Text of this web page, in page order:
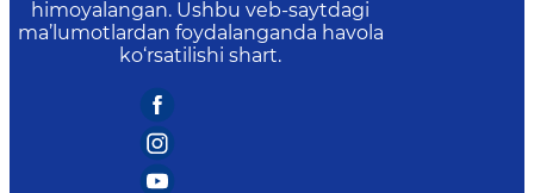
himoyalangan. Ushbu veb-saytdagi
ma’lumotlardan foydalanganda havola
ko‘rsatilishi shart.